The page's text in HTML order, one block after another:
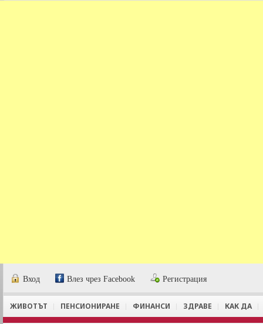
Вход Влез чрез Facebook Регистрация
ЖИВОТЪТ ПЕНСИОНИРАНЕ ФИНАНСИ ЗДРАВЕ КАК ДА